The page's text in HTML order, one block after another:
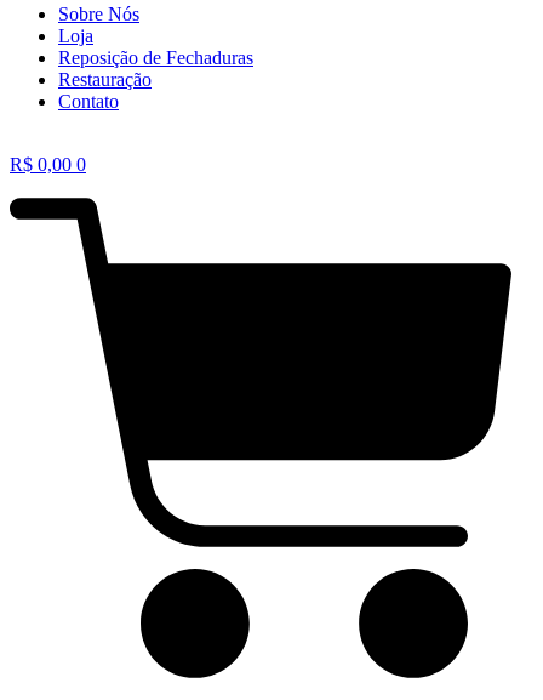
Sobre Nós
Loja
Reposição de Fechaduras
Restauração
Contato
R$ 0,00 0